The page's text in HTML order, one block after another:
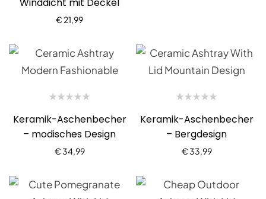
Winddicht mit Deckel
€ 21,99
Keramik-Aschenbecher
– modisches Design
€ 34,99
Keramik-Aschenbecher
– Bergdesign
€ 33,99